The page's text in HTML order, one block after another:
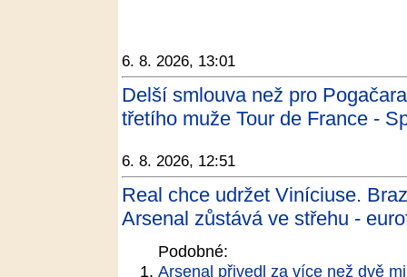
6. 8. 2026, 13:01
Delší smlouva než pro
třetího muže Tour de France -
6. 8. 2026, 12:51
Real chce udržet Viníciuse.
Arsenal zůstává ve střehu -
Podobné:
Arsenal přivedl za více než dvě